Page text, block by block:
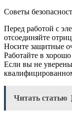
Советы
Перед работой с
отсоединяйте
Носите защитные
Работайте в
Если вы не уверены
Читать статью